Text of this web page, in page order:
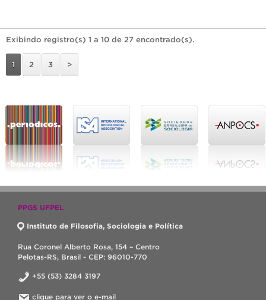
Exibindo registro(s) 1 a 10 de 27 encontrado(s).
1 2 3 >
PPGS UFPEL
Instituto de Filosofia, Sociologia e Política
Rua Coronel Alberto Rosa, 154 – Centro
Pelotas-RS, Brasil - CEP: 96010-770
+55 (53) 3284 3197
clique para ver o e-mail